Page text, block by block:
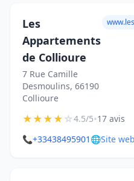
Les
Appartements
de Collioure
7 Rue Camille
Desmoulins, 66190
Collioure
★★★★☆4.5/5•17 avis
📞+33438495901 🌐Site web